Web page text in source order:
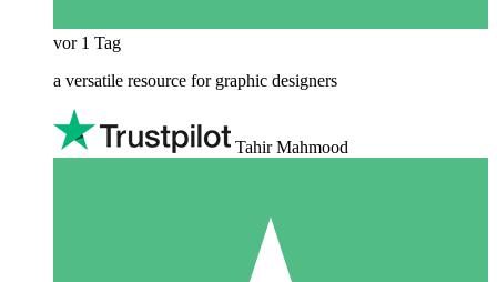
vor 1 Tag
a versatile resource for graphic designers
Tahir Mahmood